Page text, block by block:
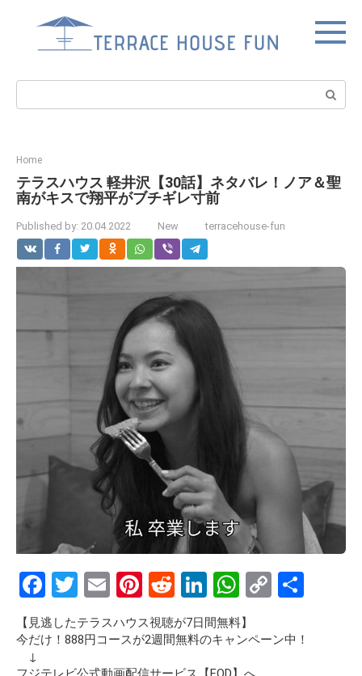
Search:
Home
テラスハウス 軽井沢【30話】ネタバレ！ノア＆聖
南がキスで翔平がブチギレ寸前
Published by: 20.04.2022 New terracehouse-fun
F
a
ce
b
T
wi
tt
er
E
m
ail
Pi
nt
er
es
R
e
d
di
Li
n
ke
dI
W
h
at
C
py
【見逃したテラスハウス視聴が7日間無料】
今だけ！888円コースが2週間無料のキャンペーン中！
↓